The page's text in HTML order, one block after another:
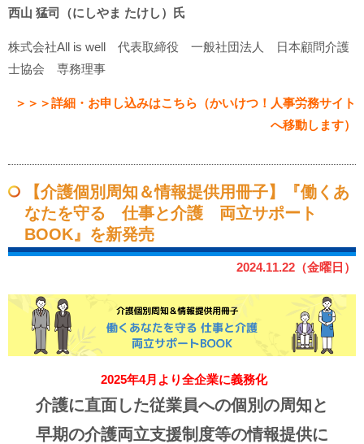
西山 猛司（にしやま たけし）氏
株式会社All is well 代表取締役 一般社団法人 日本顧問介護
士協会 専務理事
＞＞＞詳細・お申し込みはこちら（かいけつ！人事労務サイト
へ移動します）
【介護個別周知＆情報提供用冊子】『働くあ
なたを守る 仕事と介護 両立サポート
BOOK』を新発売
2024.11.22（金曜日）
2025年4月より全企業に義務化
介護に直面した従業員への個別の周知と
早期の介護両立支援制度等の情報提供に